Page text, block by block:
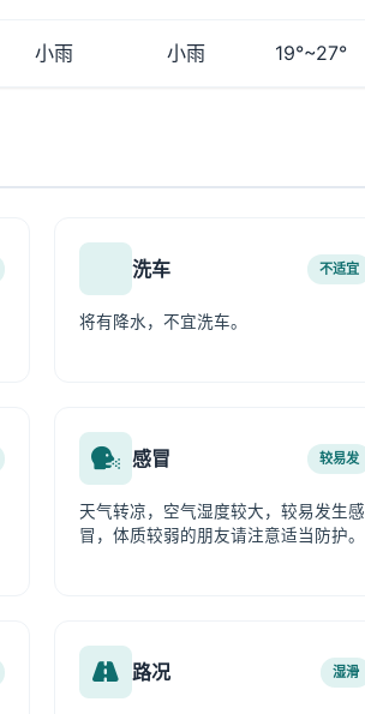
小雨 小雨 19°~27°
洗车 不适宜
将有降水，不宜洗车。
感冒 较易发
天气转凉，空气湿度较大，较易发生感
冒，体质较弱的朋友请注意适当防护。
路况 湿滑